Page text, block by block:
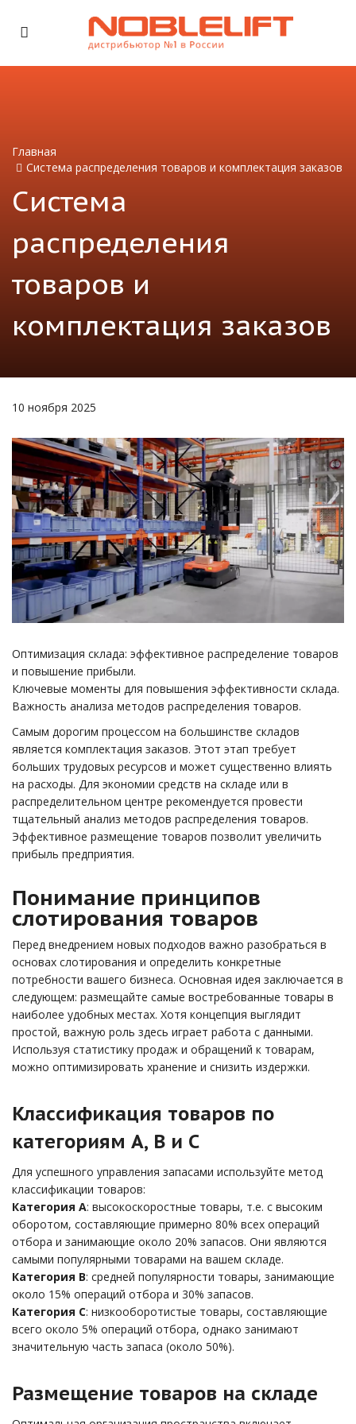
Главная
Система распределения товаров и комплектация заказов
Система
распределения
товаров и
комплектация заказов
10 ноября 2025
Оптимизация склада: эффективное распределение товаров
и повышение прибыли.
Ключевые моменты для повышения эффективности склада.
Важность анализа методов распределения товаров.
Самым дорогим процессом на большинстве складов
является комплектация заказов. Этот этап требует
больших трудовых ресурсов и может существенно влиять
на расходы. Для экономии средств на складе или в
распределительном центре рекомендуется провести
тщательный анализ методов распределения товаров.
Эффективное размещение товаров позволит увеличить
прибыль предприятия.
Понимание принципов
слотирования товаров
Перед внедрением новых подходов важно разобраться в
основах слотирования и определить конкретные
потребности вашего бизнеса. Основная идея заключается в
следующем: размещайте самые востребованные товары в
наиболее удобных местах. Хотя концепция выглядит
простой, важную роль здесь играет работа с данными.
Используя статистику продаж и обращений к товарам,
можно оптимизировать хранение и снизить издержки.
Классификация товаров по
категориям A, B и C
Для успешного управления запасами используйте метод
классификации товаров:
Категория A: высокоскоростные товары, т.е. с высоким
оборотом, составляющие примерно 80% всех операций
отбора и занимающие около 20% запасов. Они являются
самыми популярными товарами на вашем складе.
Категория B: средней популярности товары, занимающие
около 15% операций отбора и 30% запасов.
Категория C: низкооборотистые товары, составляющие
всего около 5% операций отбора, однако занимают
значительную часть запаса (около 50%).
Размещение товаров на складе